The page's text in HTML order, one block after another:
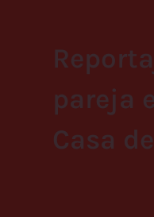
pareja
Casa